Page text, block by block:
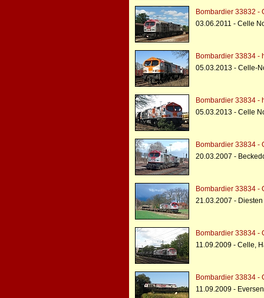
Bombardier 33832 -
03.06.2011 - Celle
Bombardier 33834 -
05.03.2013 - Celle-
Bombardier 33834 -
05.03.2013 - Celle
Bombardier 33834 -
20.03.2007 -
Bombardier 33834 -
21.03.2007 - Diesten
Bombardier 33834 -
11.09.2009 - Celle,
Bombardier 33834 -
11.09.2009 -